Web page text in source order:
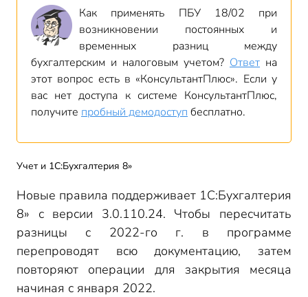
Как применять ПБУ 18/02 при
возникновении постоянных и
временных разниц между
бухгалтерским и налоговым учетом? Ответ на
этот вопрос есть в «КонсультантПлюс». Если у
вас нет доступа к системе КонсультантПлюс,
получите пробный демодоступ бесплатно.
Учет и 1С:Бухгалтерия 8»
Новые правила поддерживает 1С:Бухгалтерия
8» с версии 3.0.110.24. Чтобы пересчитать
разницы с 2022-го г. в программе
перепроводят всю документацию, затем
повторяют операции для закрытия месяца
начиная с января 2022.